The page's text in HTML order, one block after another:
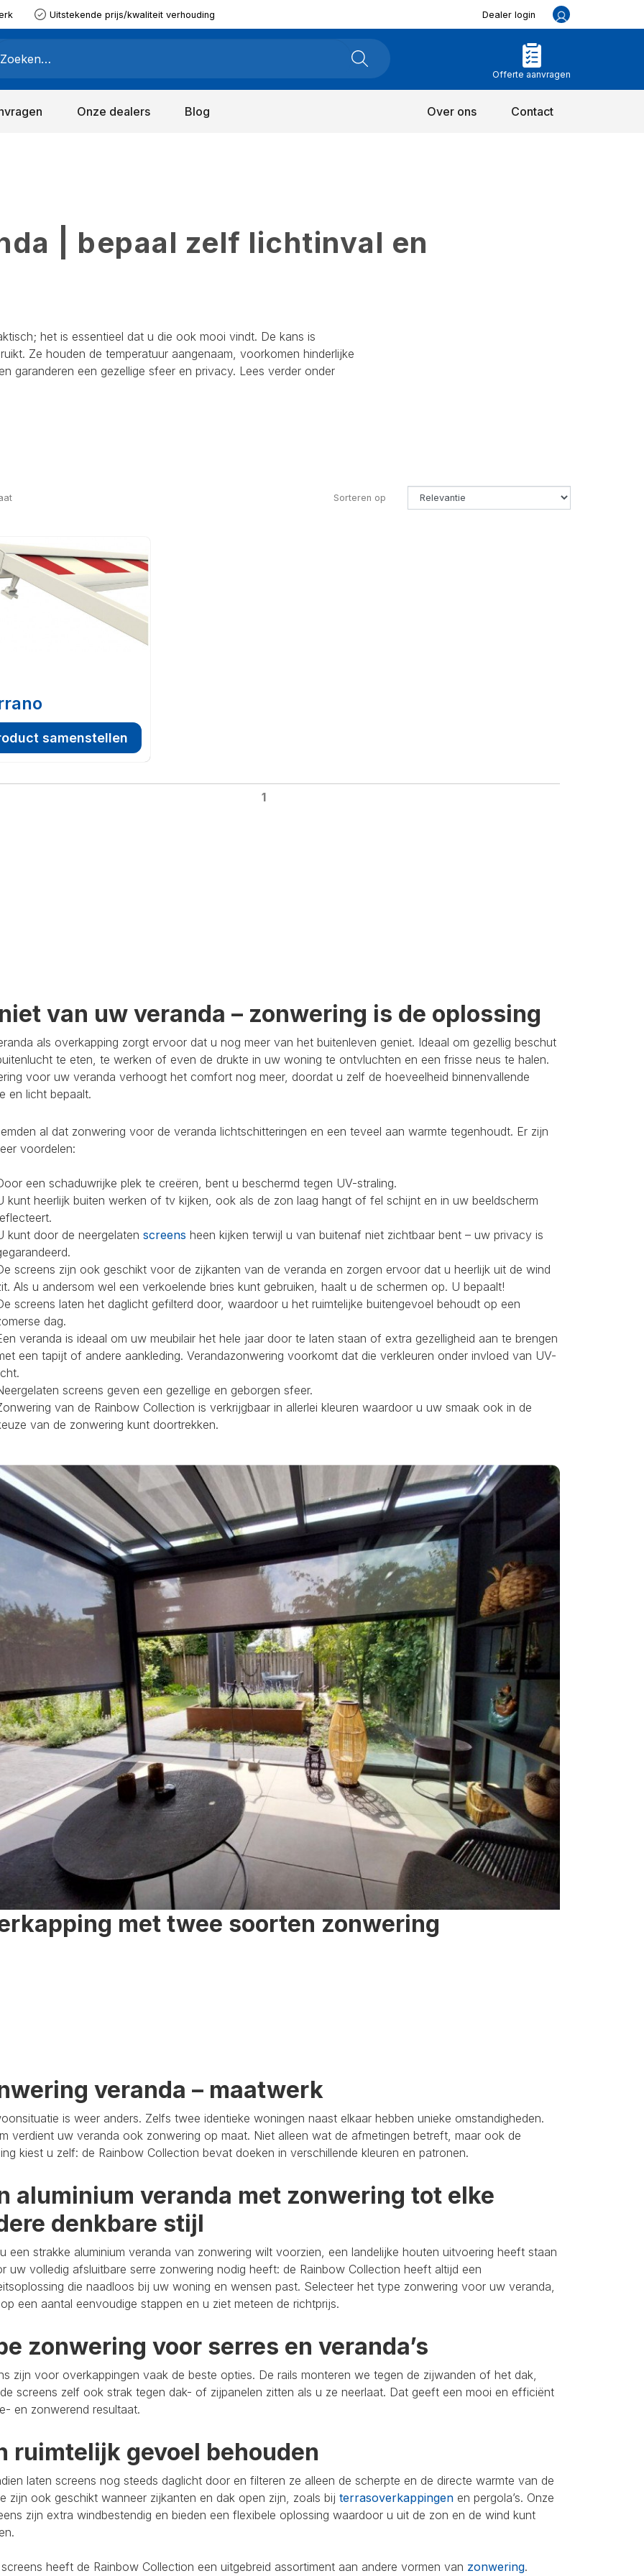
Uitstekende prijs/kwaliteit verhouding Dealer login
Offerte aanvragen
Onze dealers Blog Over ons Contact
| bepaal zelf lichtinval en
het is essentieel dat u die ook mooi vindt. De kans is
Ze houden de temperatuur aangenaam, voorkomen hinderlijke
garanderen een gezellige sfeer en privacy. Lees verder onder
Sorteren op
samenstellen
1
van uw veranda – zonwering is de oplossing
als overkapping zorgt ervoor dat u nog meer van het buitenleven geniet. Ideaal om gezellig beschut
te eten, te werken of even de drukte in uw woning te ontvluchten en een frisse neus te halen.
voor uw veranda verhoogt het comfort nog meer, doordat u zelf de hoeveelheid binnenvallende
en licht bepaalt.
al dat zonwering voor de veranda lichtschitteringen en een teveel aan warmte tegenhoudt. Er zijn
voordelen:
een schaduwrijke plek te creëren, bent u beschermd tegen UV-straling.
kunt heerlijk buiten werken of tv kijken, ook als de zon laag hangt of fel schijnt en in uw beeldscherm
kunt door de neergelaten screens heen kijken terwijl u van buitenaf niet zichtbaar bent – uw privacy is
screens zijn ook geschikt voor de zijkanten van de veranda en zorgen ervoor dat u heerlijk uit de wind
Als u andersom wel een verkoelende bries kunt gebruiken, haalt u de schermen op. U bepaalt!
screens laten het daglicht gefilterd door, waardoor u het ruimtelijke buitengevoel behoudt op een
dag.
veranda is ideaal om uw meubilair het hele jaar door te laten staan of extra gezelligheid aan te brengen
een tapijt of andere aankleding. Verandazonwering voorkomt dat die verkleuren onder invloed van UV-
screens geven een gezellige en geborgen sfeer.
van de Rainbow Collection is verkrijgbaar in allerlei kleuren waardoor u uw smaak ook in de
van de zonwering kunt doortrekken.
met twee soorten zonwering
veranda – maatwerk
is weer anders. Zelfs twee identieke woningen naast elkaar hebben unieke omstandigheden.
verdient uw veranda ook zonwering op maat. Niet alleen wat de afmetingen betreft, maar ook de
kiest u zelf: de Rainbow Collection bevat doeken in verschillende kleuren en patronen.
aluminium veranda met zonwering tot elke
denkbare stijl
een strakke aluminium veranda van zonwering wilt voorzien, een landelijke houten uitvoering heeft staan
uw volledig afsluitbare serre zonwering nodig heeft: de Rainbow Collection heeft altijd een
die naadloos bij uw woning en wensen past. Selecteer het type zonwering voor uw veranda,
een aantal eenvoudige stappen en u ziet meteen de richtprijs.
zonwering voor serres en veranda’s
zijn voor overkappingen vaak de beste opties. De rails monteren we tegen de zijwanden of het dak,
screens zelf ook strak tegen dak- of zijpanelen zitten als u ze neerlaat. Dat geeft een mooi en efficiënt
en zonwerend resultaat.
ruimtelijk gevoel behouden
laten screens nog steeds daglicht door en filteren ze alleen de scherpte en de directe warmte van de
zijn ook geschikt wanneer zijkanten en dak open zijn, zoals bij terrasoverkappingen en pergola’s. Onze
zijn extra windbestendig en bieden een flexibele oplossing waardoor u uit de zon en de wind kunt
heeft de Rainbow Collection een uitgebreid assortiment aan andere vormen van zonwering.